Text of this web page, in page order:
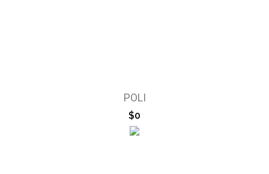
POLI
$0